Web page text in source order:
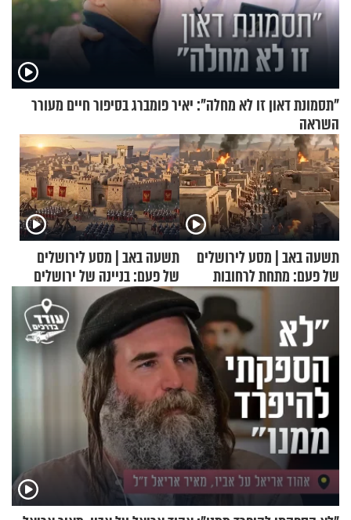
"תסמונת דאון זו לא מחלה": יאיר פומברג בסיפור חיים מעורר
השראה
תשעה באב | מסע לירושלים
של פעם: מתחת לרחובות
תשעה באב | מסע לירושלים
של פעם: בניינה של ירושלים